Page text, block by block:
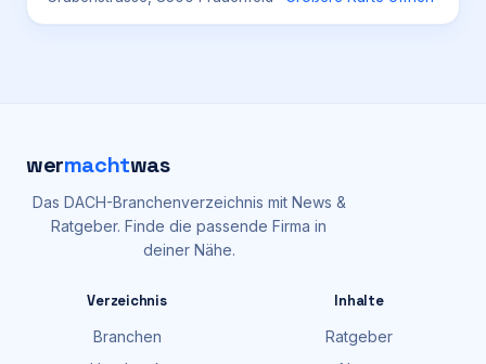
wermachtwas
Das DACH-Branchenverzeichnis mit News &
Ratgeber. Finde die passende Firma in
deiner Nähe.
Verzeichnis
Branchen
Inhalte
Ratgeber